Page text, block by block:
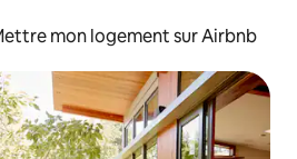
mon logement sur Airbnb